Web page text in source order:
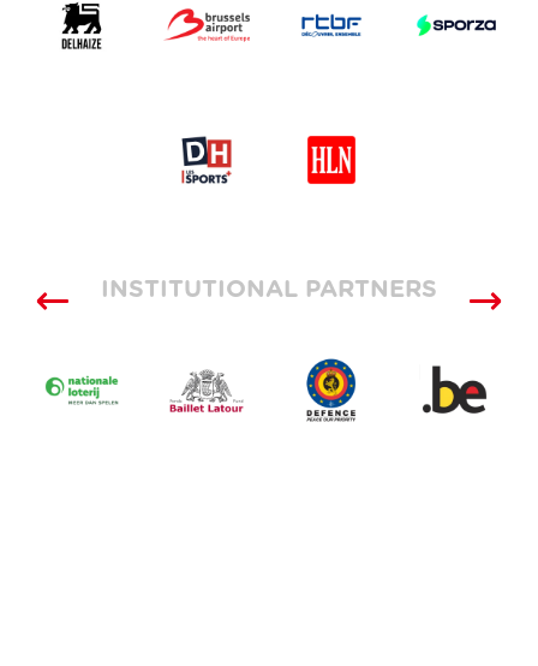
INSTITUTIONAL PARTNERS